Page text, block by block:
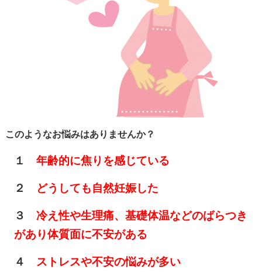
このようなお悩みはありませんか？
１ 年齢的に焦りを感じている
２ どうしても自然妊娠した
３
冷え性や生理痛、基礎体温などのばらつき
があり体質面に不安がある
４ ストレスや不安の悩みが多い